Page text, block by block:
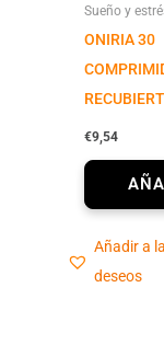
Sueño y
ONIRIA 30
€9,54
Añadir a
deseos